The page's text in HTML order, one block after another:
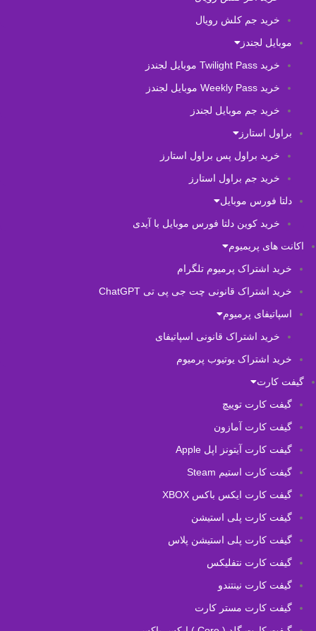
خرید جم کلش رویال
موبایل لجندز
خرید Twilight Pass موبایل لجندز
خرید Weekly Pass موبایل لجندز
خرید جم موبایل لجندز
براول استارز
خرید براول پس براول استارز
خرید جم براول استارز
دلتا فورس موبایل
خرید کوین دلتا فورس موبایل با آیدی
اکانت های پریمیوم
خرید اشتراک پرمیوم تلگرام
خرید اشتراک قانونی چت جی پی تی ChatGPT
اسپاتیفای پرمیوم
خرید اشتراک قانونی اسپاتیفای
خرید اشتراک یوتیوب پرمیوم
گیفت کارت
گیفت کارت توییچ
گیفت کارت آمازون
گیفت کارت آیتونز اپل Apple
گیفت کارت استیم Steam
گیفت کارت ایکس باکس XBOX
گیفت کارت پلی استیشن
گیفت کارت پلی استیشن پلاس
گیفت کارت نتفلیکس
گیفت کارت نینتندو
گیفت کارت مستر کارت